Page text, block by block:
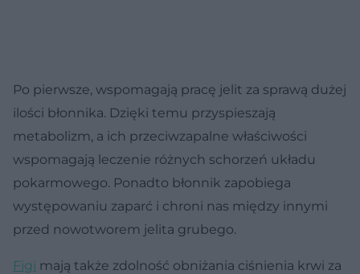
Po pierwsze, wspomagają pracę jelit za sprawą dużej
ilości błonnika. Dzięki temu przyspieszają
metabolizm, a ich przeciwzapalne właściwości
wspomagają leczenie różnych schorzeń układu
pokarmowego. Ponadto błonnik zapobiega
występowaniu zaparć i chroni nas między innymi
przed nowotworem jelita grubego.
Figi mają także zdolność obniżania ciśnienia krwi za